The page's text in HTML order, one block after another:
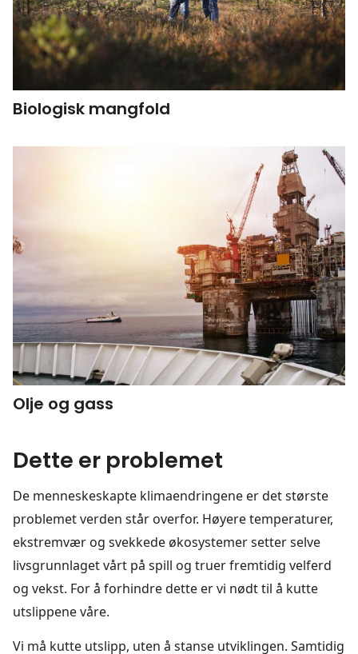
Biologisk mangfold
Olje og gass
Dette er problemet
De menneskeskapte klimaendringene er det største
problemet verden står overfor. Høyere temperaturer,
ekstremvær og svekkede økosystemer setter selve
livsgrunnlaget vårt på spill og truer fremtidig velferd
og vekst. For å forhindre dette er vi nødt til å kutte
utslippene våre.
Vi må kutte utslipp, uten å stanse utviklingen. Samtidig